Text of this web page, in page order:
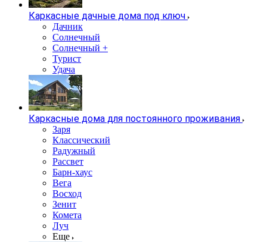
Каркасные дачные дома под ключ
Дачник
Солнечный
Солнечный +
Турист
Удача
Каркасные дома для постоянного проживания
Заря
Классический
Радужный
Рассвет
Барн-хаус
Вега
Восход
Зенит
Комета
Луч
Еще